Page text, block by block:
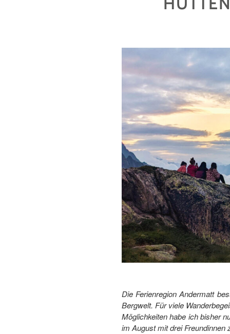
Die Ferienregion Andermatt
Bergwelt. Für viele
Möglichkeiten habe ich bisher
im August mit drei Freundinnen